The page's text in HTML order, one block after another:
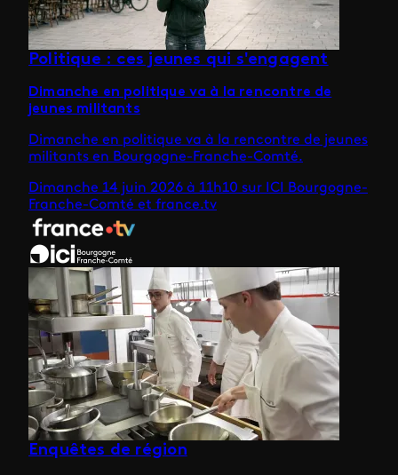
Politique : ces jeunes qui s'engagent
Dimanche en politique va à la rencontre de
jeunes militants
Dimanche en politique va à la rencontre de jeunes
militants en Bourgogne-Franche-Comté.
Dimanche 14 juin 2026 à 11h10 sur ICI Bourgogne-
Franche-Comté et france.tv
Enquêtes de région